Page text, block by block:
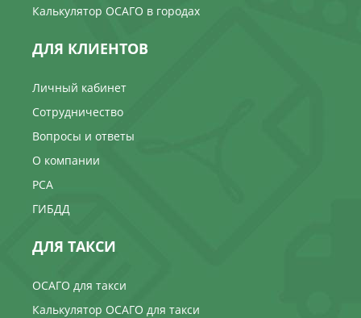
Калькулятор ОСАГО в городах
ДЛЯ КЛИЕНТОВ
Личный кабинет
Сотрудничество
Вопросы и ответы
О компании
РСА
ГИБДД
ДЛЯ ТАКСИ
ОСАГО для такси
Калькулятор ОСАГО для такси